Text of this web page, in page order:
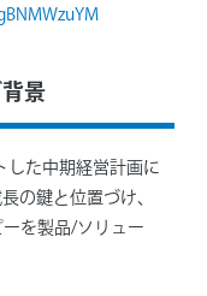
景
した中期経営計画に
の鍵と位置づけ、
ーを製品/ソリュー